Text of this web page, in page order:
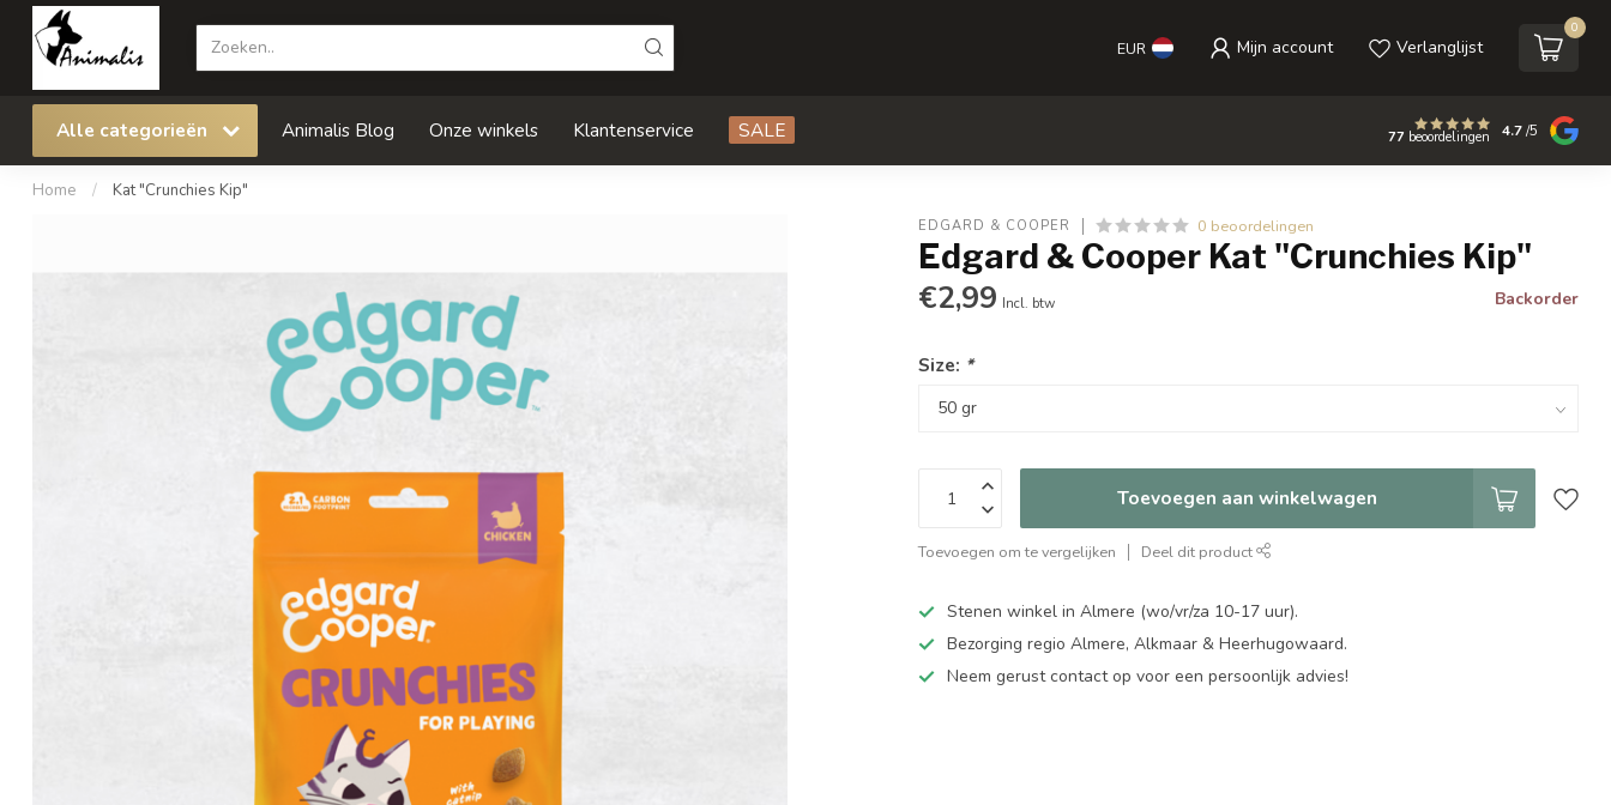
EUR Mijn account Verlanglijst
0
Alle categorieën Animalis Blog Onze winkels Klantenservice SALE 77 beoordelingen 4.7/5
Home / Kat "Crunchies Kip"
EDGARD & COOPER 0 beoordelingen
Edgard & Cooper Kat "Crunchies Kip"
€2,99 Incl. btw Backorder
Size: *
Toevoegen aan winkelwagen
Toevoegen om te vergelijken Deel dit product
Stenen winkel in Almere (wo/vr/za 10-17 uur).
Bezorging regio Almere, Alkmaar & Heerhugowaard.
Neem gerust contact op voor een persoonlijk advies!